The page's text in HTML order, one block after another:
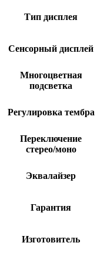
Тип дисплея
Сенсорный дисплей
Многоцветная
подсветка
Регулировка тембра
Переключение
стерео/моно
Эквалайзер
Гарантия
Изготовитель